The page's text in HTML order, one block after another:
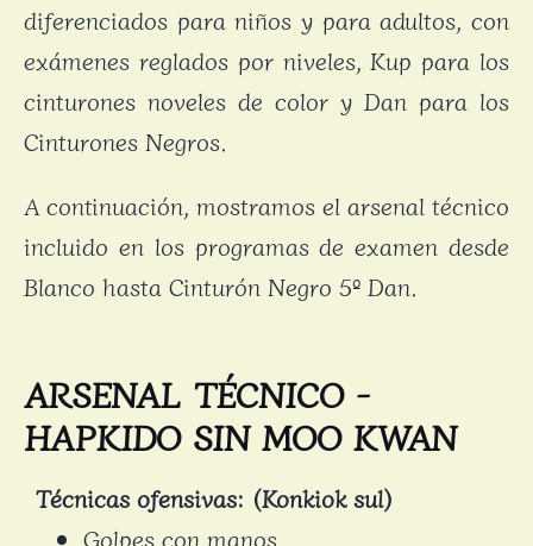
diferenciados para niños y para adultos, con
exámenes reglados por niveles, Kup para los
cinturones noveles de color y Dan para los
Cinturones Negros.
A continuación, mostramos el arsenal técnico
incluido en los programas de examen desde
Blanco hasta Cinturón Negro 5º Dan.
ARSENAL TÉCNICO -
HAPKIDO SIN MOO KWAN
Técnicas ofensivas: (Konkiok sul)
Golpes con manos